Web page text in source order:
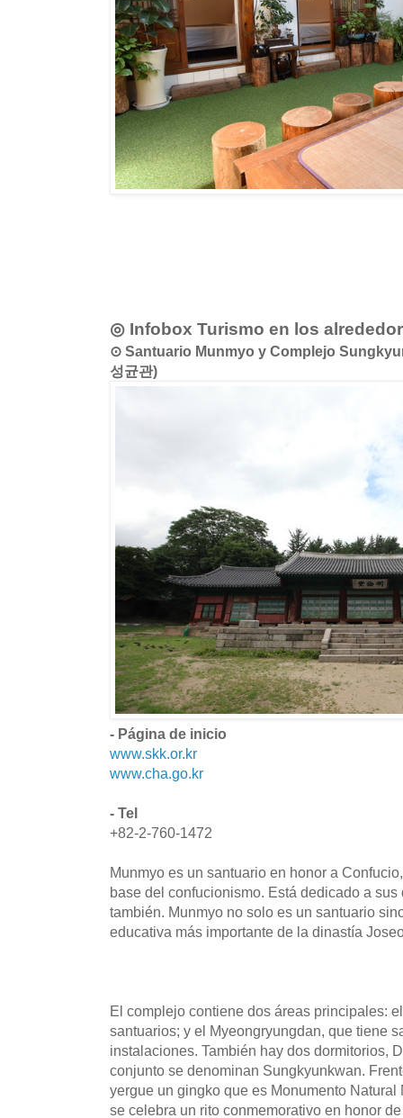
◎ Infobox Turismo en los
⊙ Santuario Munmyo y Complejo
성균관)
- Página de inicio
www.skk.or.kr
www.cha.go.kr
- Tel
+82-2-760-1472
Munmyo es un santuario en honor a
base del confucionismo. Está dedicado a
también. Munmyo no solo es un santuario
educativa más importante de la dinastía
El complejo contiene dos áreas principales:
santuarios; y el Myeongryungdan, que tiene
instalaciones. También hay dos dormitorios,
conjunto se denominan Sungkyunkwan.
yergue un gingko que es Monumento Natural
se celebra un rito conmemorativo en honor